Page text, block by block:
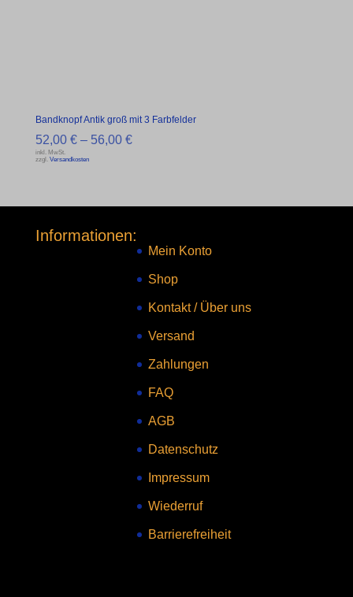
Bandknopf Antik groß mit 3 Farbfelder
52,00 €– 56,00 €
inkl. MwSt.
zzgl. Versandkosten
Informationen:
Mein Konto
Shop
Kontakt/ Über uns
Versand
Zahlungen
FAQ
AGB
Datenschutz
Impressum
Wiederruf
Barrierefreiheit